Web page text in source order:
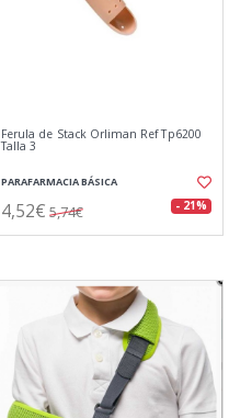
Ferula de Stack Orliman Ref Tp6200
Talla 3
PARAFARMACIA BÁSICA
4,52€ 5,74€ - 21%